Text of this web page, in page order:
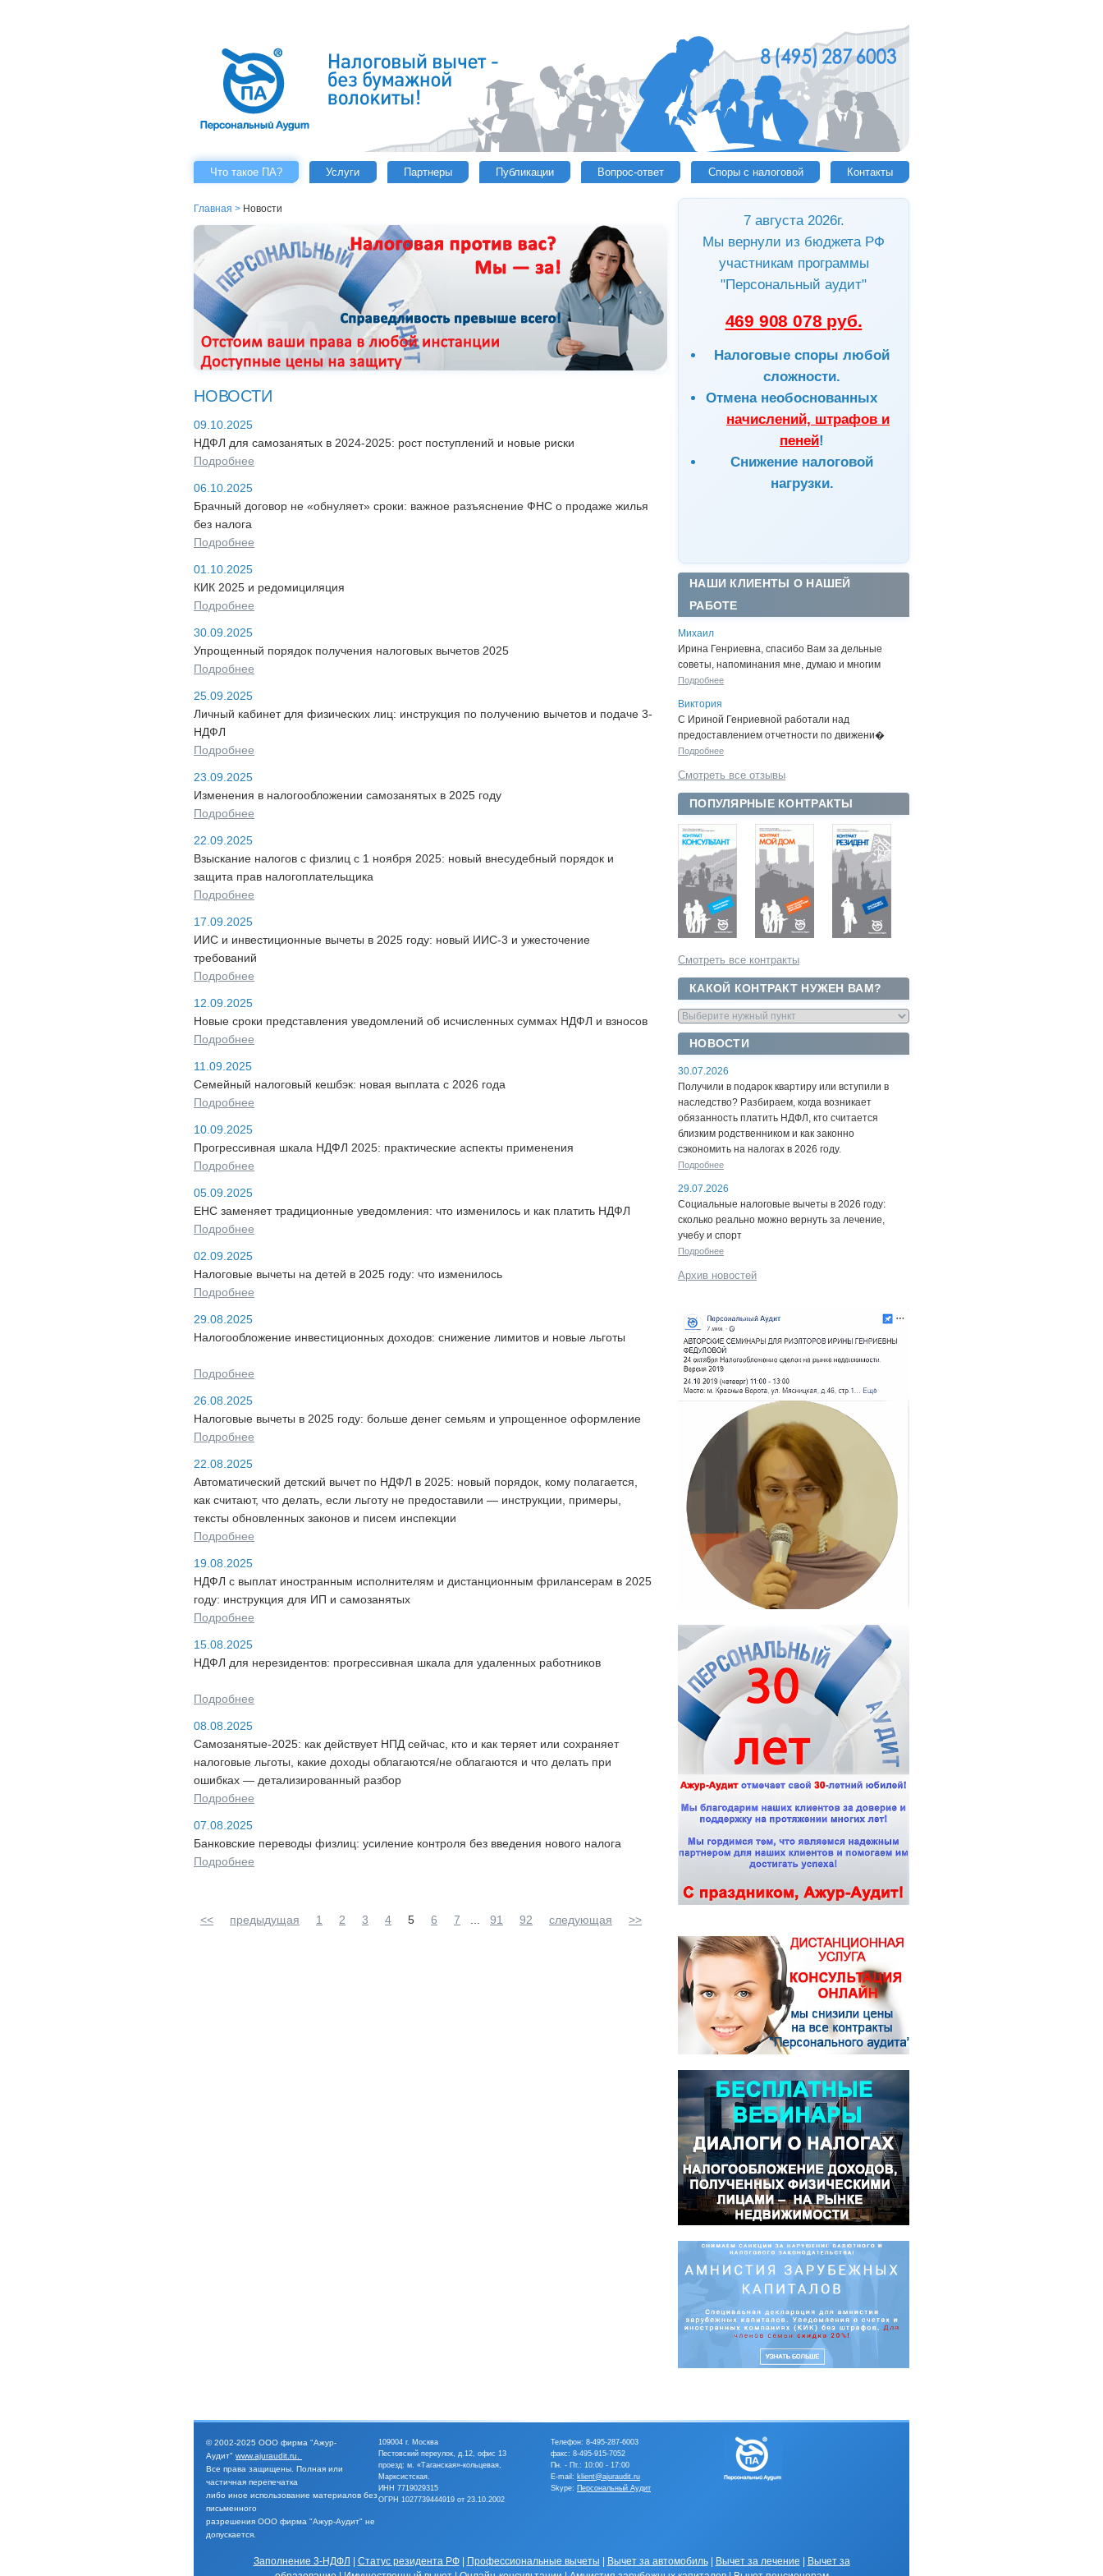
Что такое ПА? Услуги Партнеры Публикации Вопрос-ответ Споры с налоговой Контакты
7 августа 2026г.
Мы вернули из бюджета РФ
участникам программы
"Персональный аудит"
469 908 078 руб.
Налоговые споры любой
сложности.
Отмена необоснованных
начислений, штрафов и
пеней!
Снижение налоговой
нагрузки.
НАШИ КЛИЕНТЫ О НАШЕЙ
РАБОТЕ
Михаил
Ирина Генриевна, спасибо Вам за дельные
советы, напоминания мне, думаю и многим
Подробнее
Виктория
С Ириной Генриевной работали над
предоставлением отчетности по движени�
Подробнее
Смотреть все отзывы
ПОПУЛЯРНЫЕ КОНТРАКТЫ
Смотреть все контракты
КАКОЙ КОНТРАКТ НУЖЕН ВАМ?
НОВОСТИ
30.07.2026
Получили в подарок квартиру или вступили в
наследство? Разбираем, когда возникает
обязанность платить НДФЛ, кто считается
близким родственником и как законно
сэкономить на налогах в 2026 году.
Подробнее
29.07.2026
Социальные налоговые вычеты в 2026 году:
сколько реально можно вернуть за лечение,
учебу и спорт
Подробнее
Архив новостей
Главная > Новости
НОВОСТИ
09.10.2025
НДФЛ для самозанятых в 2024-2025: рост поступлений и новые риски
Подробнее
06.10.2025
Брачный договор не «обнуляет» сроки: важное разъяснение ФНС о продаже жилья
без налога
Подробнее
01.10.2025
КИК 2025 и редомициляция
Подробнее
30.09.2025
Упрощенный порядок получения налоговых вычетов 2025
Подробнее
25.09.2025
Личный кабинет для физических лиц: инструкция по получению вычетов и подаче 3-
НДФЛ
Подробнее
23.09.2025
Изменения в налогообложении самозанятых в 2025 году
Подробнее
22.09.2025
Взыскание налогов с физлиц с 1 ноября 2025: новый внесудебный порядок и
защита прав налогоплательщика
Подробнее
17.09.2025
ИИС и инвестиционные вычеты в 2025 году: новый ИИС-3 и ужесточение
требований
Подробнее
12.09.2025
Новые сроки представления уведомлений об исчисленных суммах НДФЛ и взносов
Подробнее
11.09.2025
Семейный налоговый кешбэк: новая выплата с 2026 года
Подробнее
10.09.2025
Прогрессивная шкала НДФЛ 2025: практические аспекты применения
Подробнее
05.09.2025
ЕНС заменяет традиционные уведомления: что изменилось и как платить НДФЛ
Подробнее
02.09.2025
Налоговые вычеты на детей в 2025 году: что изменилось
Подробнее
29.08.2025
Налогообложение инвестиционных доходов: снижение лимитов и новые льготы
Подробнее
26.08.2025
Налоговые вычеты в 2025 году: больше денег семьям и упрощенное оформление
Подробнее
22.08.2025
Автоматический детский вычет по НДФЛ в 2025: новый порядок, кому полагается,
как считают, что делать, если льготу не предоставили ― инструкции, примеры,
тексты обновленных законов и писем инспекции
Подробнее
19.08.2025
НДФЛ с выплат иностранным исполнителям и дистанционным фрилансерам в 2025
году: инструкция для ИП и самозанятых
Подробнее
15.08.2025
НДФЛ для нерезидентов: прогрессивная шкала для удаленных работников
Подробнее
08.08.2025
Самозанятые-2025: как действует НПД сейчас, кто и как теряет или сохраняет
налоговые льготы, какие доходы облагаются/не облагаются и что делать при
ошибках — детализированный разбор
Подробнее
07.08.2025
Банковские переводы физлиц: усиление контроля без введения нового налога
Подробнее
<< предыдущая 1 2 3 4 5 6 7 91 92 следующая >>
© 2002-2025 ООО фирма "Ажур-
Аудит" www.ajuraudit.ru
Все права защищены. Полная или
частичная перепечатка
либо иное использование материалов без
письменного
разрешения ООО фирма "Ажур-Аудит" не
допускается.
109004 г. Москва
Пестовский переулок, д.12, офис 13
проезд: м. «Таганская»-кольцевая,
Марксистская.
ИНН 7719029315
ОГРН 1027739444919 от 23.10.2002
Телефон: 8-495-287-6003
факс: 8-495-915-7052
Пн. - Пт.: 10:00 - 17:00
E-mail: klient@ajuraudit.ru
Skype: Персональный Аудит
Заполнение 3-НДФЛ | Статус резидента РФ| Профессиональные вычеты | Вычет за автомобиль| Вычет за лечение | Вычет за